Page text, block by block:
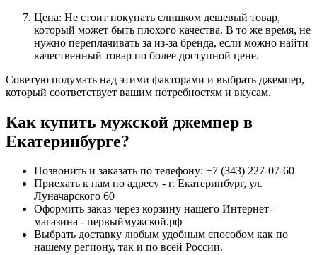
Цена: Не стоит покупать слишком дешевый товар,
который может быть плохого качества. В то же время, не
нужно переплачивать за из-за бренда, если можно найти
качественный товар по более доступной цене.
Советую подумать над этими факторами и выбрать джемпер,
который соответствует вашим потребностям и вкусам.
Как купить мужской джемпер в
Екатеринбурге?
Позвонить и заказать по телефону: +7 (343) 227-07-60
Приехать к нам по адресу - г. Екатеринбург, ул.
Луначарского 60
Оформить заказ через корзину нашего Интернет-
магазина - первыймужской.рф
Выбрать доставку любым удобным способом как по
нашему региону, так и по всей России.